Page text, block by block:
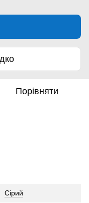
Порівняти
Сірий